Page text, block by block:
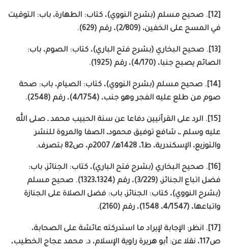
[12]. صحيح مسلم (بشرح النووي)، كتاب: الطهارة، باب: التوقيت
في المسح على الخفين، (2/809)، رقم (629).
[13]. صحيح البخاري (بشرح فتح الباري)، كتاب: الصوم، باب:
الصائم يصبح جنبا، (4/170)، رقم (1925).
[14]. صحيح مسلم (بشرح النووي)، كتاب: الصيام، باب: صحة
صوم من طلع عليه الفجر وهو جنب، (4/1754)، رقم (2548).
[15]. الرد على القرآنيين دفاعا عن سنة الحبيب محمد ـ صلى الله
عليه وسلم ـ، شافع توفيق محمود، الصفا والمروة للنشر
والتوزيع، الإسكندرية، ط1، 1428هـ/ 2007م، ص82 بتصرف.
[16]. صحيح البخاري (بشرح فتح الباري)، كتاب: الجنائز، باب:
فضل اتباع الجنائز، (3/229)، رقم (1323،1324). صحيح مسلم
(بشرح النووي)، كتاب: الجنائز، باب: فضل الصلاة على الجنازة
واتباعها، (4/1547، 1548)، رقم (2160).
[17]. انظر: الإجابة لإيراد ما استدركته عائشة على الصحابة،
ص117، نقلا عن: أبو هريرة راوية الإسلام، د. محمد عجاج الخطيب،